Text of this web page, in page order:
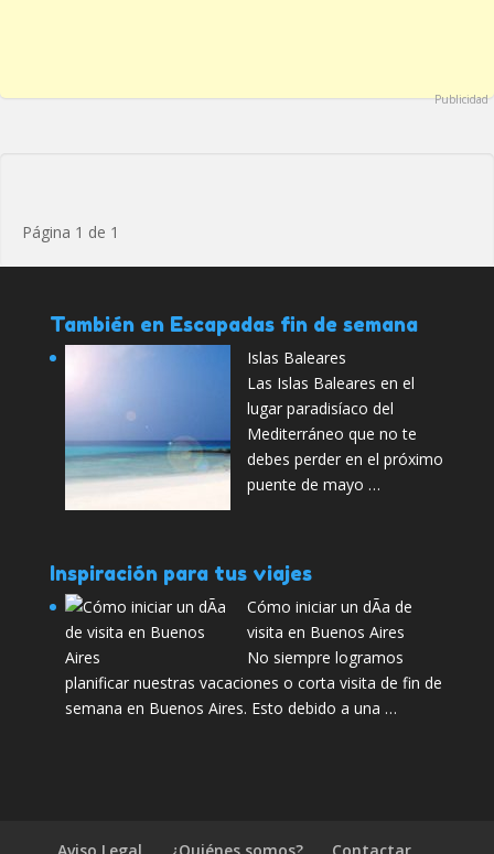
Publicidad
Página 1 de 1
También en Escapadas fin de semana
Islas Baleares
Las Islas Baleares en el
lugar paradisíaco del
Mediterráneo que no te
debes perder en el próximo
puente de mayo …
Inspiración para tus viajes
Cómo iniciar un dÃ­a de
visita en Buenos Aires
No siempre logramos
planificar nuestras vacaciones o corta visita de fin de
semana en Buenos Aires. Esto debido a una …